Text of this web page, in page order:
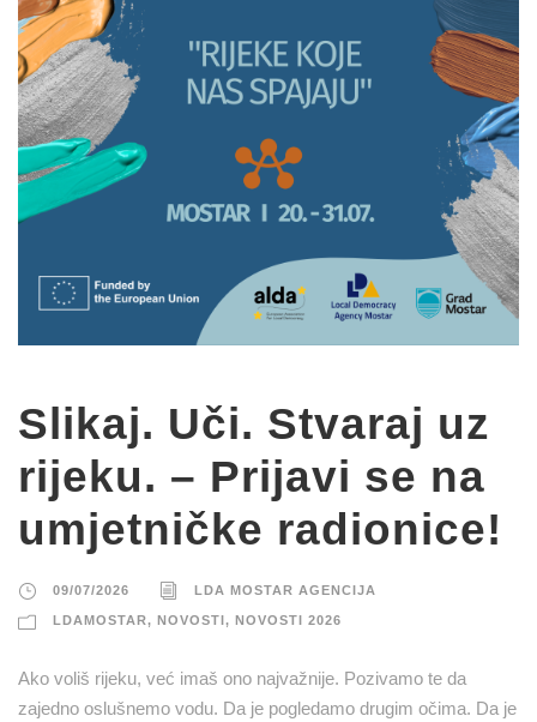
Slikaj. Uči. Stvaraj uz
rijeku. – Prijavi se na
umjetničke radionice!
09/07/2026 LDA MOSTAR AGENCIJA
LDAMOSTAR, NOVOSTI, NOVOSTI 2026
Ako voliš rijeku, već imaš ono najvažnije. Pozivamo te da
zajedno oslušnemo vodu. Da je pogledamo drugim očima. Da je